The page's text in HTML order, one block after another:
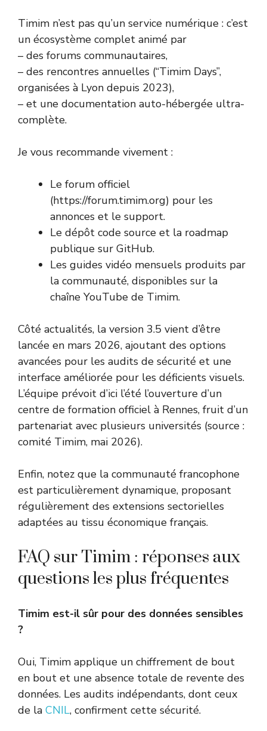
Timim n’est pas qu’un service numérique : c’est
un écosystème complet animé par
– des forums communautaires,
– des rencontres annuelles (“Timim Days”,
organisées à Lyon depuis 2023),
– et une documentation auto-hébergée ultra-
complète.
Je vous recommande vivement :
Le forum officiel
(https://forum.timim.org) pour les
annonces et le support.
Le dépôt code source et la roadmap
publique sur GitHub.
Les guides vidéo mensuels produits par
la communauté, disponibles sur la
chaîne YouTube de Timim.
Côté actualités, la version 3.5 vient d’être
lancée en mars 2026, ajoutant des options
avancées pour les audits de sécurité et une
interface améliorée pour les déficients visuels.
L’équipe prévoit d’ici l’été l’ouverture d’un
centre de formation officiel à Rennes, fruit d’un
partenariat avec plusieurs universités (source :
comité Timim, mai 2026).
Enfin, notez que la communauté francophone
est particulièrement dynamique, proposant
régulièrement des extensions sectorielles
adaptées au tissu économique français.
FAQ sur Timim : réponses aux
questions les plus fréquentes
Timim est-il sûr pour des données sensibles
?
Oui, Timim applique un chiffrement de bout
en bout et une absence totale de revente des
données. Les audits indépendants, dont ceux
de la CNIL, confirment cette sécurité.